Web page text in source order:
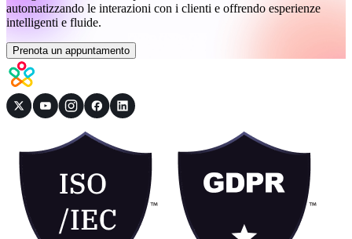
automatizzando le interazioni con i clienti e offrendo esperienze
intelligenti e fluide.
Prenota un appuntamento